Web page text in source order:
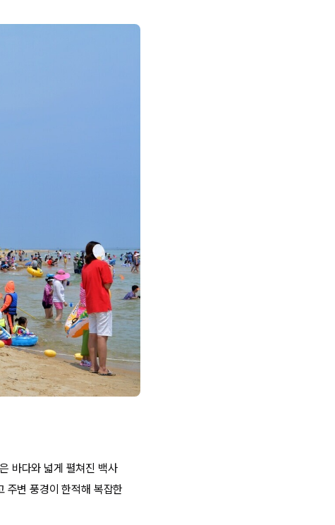
바다와 넓게 펼쳐진 백사
주변 풍경이 한적해 복잡한